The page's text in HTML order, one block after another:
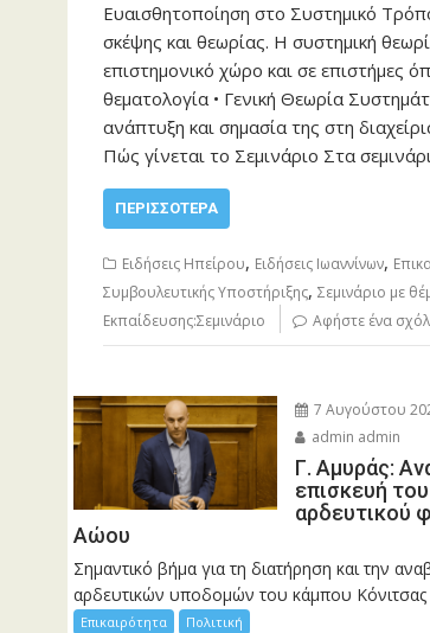
Ευαισθητοποίηση στo Συστημικό
σκέψης και θεωρίας. Η συστημική
επιστημονικό χώρο και σε επιστήμες
θεματολογία • Γενική Θεωρία
ανάπτυξη και σημασία της στη
Πώς γίνεται το Σεμινάριο Στα
ΠΕΡΙΣΣΌΤΕΡΑ
Ειδήσεις Ηπείρου, Ειδήσεις Ιωαννίνων,
Συμβουλευτικής Υποστήριξης, Σεμινάριο με
Εκπαίδευσης:Σεμινάριο
Αφήστε ένα
7 Αυγούστου
admin admin
Γ. Αμυράς:
επισκευή του
αρδευτικού
Αώου
Σημαντικό βήμα για τη διατήρηση και την
αρδευτικών υποδομών του κάμπου Κόνιτσας
Επικαιρότητα Πολιτική